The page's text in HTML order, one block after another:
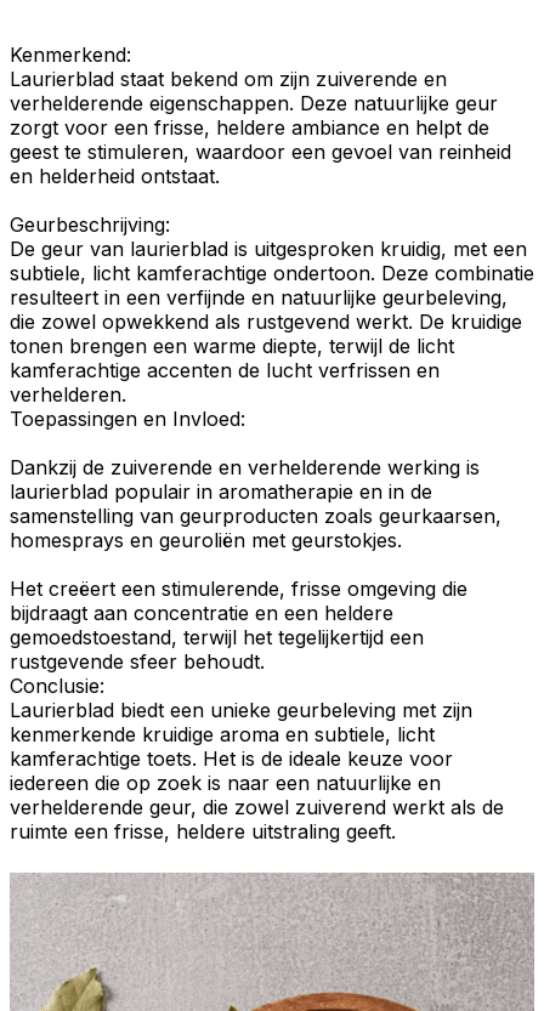
Kenmerkend:
Laurierblad staat bekend om zijn zuiverende en
verhelderende eigenschappen. Deze natuurlijke geur
zorgt voor een frisse, heldere ambiance en helpt de
geest te stimuleren, waardoor een gevoel van reinheid
en helderheid ontstaat.
Geurbeschrijving:
De geur van laurierblad is uitgesproken kruidig, met een
subtiele, licht kamferachtige ondertoon. Deze combinatie
resulteert in een verfijnde en natuurlijke geurbeleving,
die zowel opwekkend als rustgevend werkt. De kruidige
tonen brengen een warme diepte, terwijl de licht
kamferachtige accenten de lucht verfrissen en
verhelderen.
Toepassingen en Invloed:
Dankzij de zuiverende en verhelderende werking is
laurierblad populair in aromatherapie en in de
samenstelling van geurproducten zoals geurkaarsen,
homesprays en geuroliën met geurstokjes.
Het creëert een stimulerende, frisse omgeving die
bijdraagt aan concentratie en een heldere
gemoedstoestand, terwijl het tegelijkertijd een
rustgevende sfeer behoudt.
Conclusie:
Laurierblad biedt een unieke geurbeleving met zijn
kenmerkende kruidige aroma en subtiele, licht
kamferachtige toets. Het is de ideale keuze voor
iedereen die op zoek is naar een natuurlijke en
verhelderende geur, die zowel zuiverend werkt als de
ruimte een frisse, heldere uitstraling geeft.